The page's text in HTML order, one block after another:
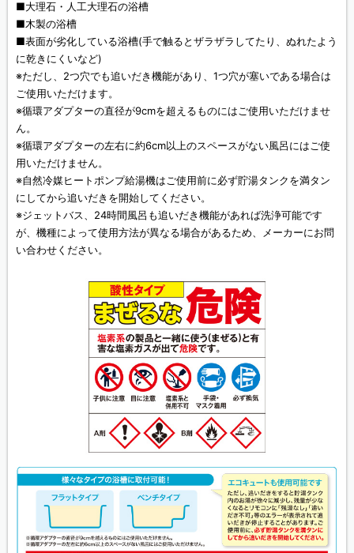
■大理石・人工大理石の浴槽
■木製の浴槽
■表面が劣化している浴槽(手で触るとザラザラしてたり、ぬれたよう
に乾きにくいなど)
※ただし、2つ穴でも追いだき機能があり、1つ穴が塞いである場合は
ご使用いただけます。
※循環アダプターの直径が9cmを超えるものにはご使用いただけませ
ん。
※循環アダプターの左右に約6cm以上のスペースがない風呂にはご使
用いただけません。
※自然冷媒ヒートポンプ給湯機はご使用前に必ず貯湯タンクを満タン
にしてから追いだきを開始してください。
※ジェットバス、24時間風呂も追いだき機能があれば洗浄可能です
が、機種によって使用方法が異なる場合があるため、メーカーにお問
い合わせください。